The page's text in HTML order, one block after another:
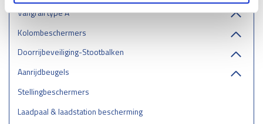
Vangrail type A
Kolombeschermers
Doorrijbeveiliging-Stootbalken
Aanrijdbeugels
Stellingbeschermers
Laadpaal & laadstation bescherming